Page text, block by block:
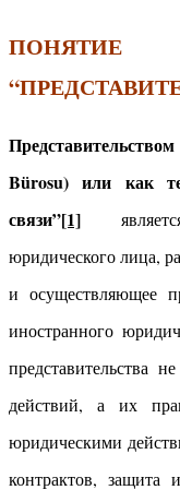
Bürosu) или как
связи”[1]
юридического лица,
и осуществляющее
иностранного
представительства
действий, а их
юридическими
контрактов, защита